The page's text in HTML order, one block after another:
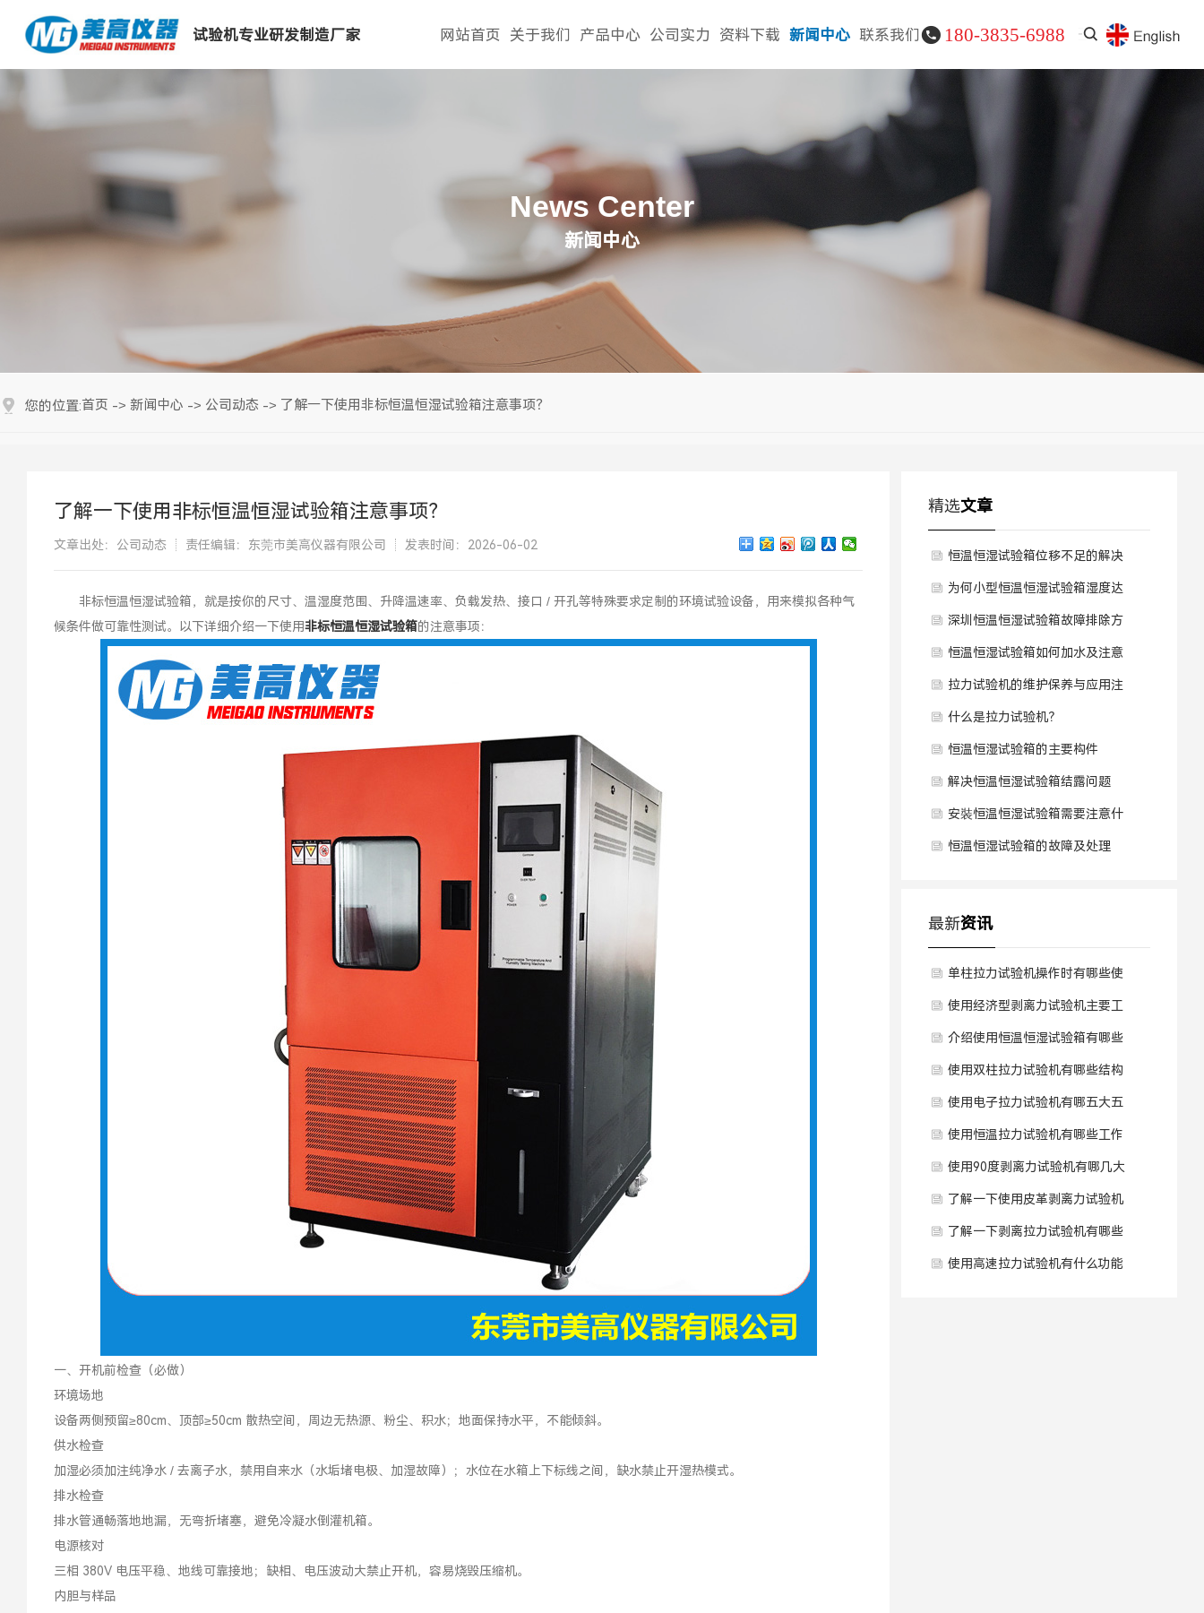
试验机专业研发制造厂家 网站首页 关于我们 产品中心 公司实力 资料下载 新闻中心 联系我们 180-3835-6988
News Center
新闻中心
您的位置:首页 -> 新闻中心 -> 公司动态 -> 了解一下使用非标恒温恒湿试验箱注意事项？
了解一下使用非标恒温恒湿试验箱注意事项？
文章出处：公司动态 责任编辑：东莞市美高仪器有限公司 发表时间：2026-06-02
​非标恒温恒湿试验箱，就是按你的尺寸、温湿度范围、升降温速率、负载发热、接口 / 开孔等特殊要求定制的环境试验设备，用来模拟各种气
候条件做可靠性测试。以下详细介绍一下使用非标恒温恒湿试验箱的注意事项：
一、开机前检查（必做）
环境场地
设备两侧预留≥80cm、顶部≥50cm 散热空间，周边无热源、粉尘、积水；地面保持水平，不能倾斜。
供水检查
加湿必须加注纯净水 / 去离子水，禁用自来水（水垢堵电极、加湿故障）；水位在水箱上下标线之间，缺水禁止开湿热模式。
排水检查
排水管通畅落地地漏，无弯折堵塞，避免冷凝水倒灌机箱。
电源核对
三相 380V 电压平稳、地线可靠接地；缺相、电压波动大禁止开机，容易烧毁压缩机。
内胆与样品
精选文章
恒温恒湿试验箱位移不足的解决
办法
为何小型恒温恒湿试验箱湿度达
不到设置湿度？
深圳恒温恒湿试验箱故障排除方
式
恒温恒湿试验箱如何加水及注意
事项有哪些？
拉力试验机的维护保养与应用注
意事项
什么是拉力试验机？
恒温恒湿试验箱的主要构件
解决恒温恒湿试验箱结露问题
安裝恒温恒湿试验箱需要注意什
么？
恒温恒湿试验箱的故障及处理
最新资讯
单柱拉力试验机操作时有哪些使
用注意事项？
使用经济型剥离力试验机主要工
作原理是什么？
介绍使用恒温恒湿试验箱有哪些
结构组成和核心优势？
使用双柱拉力试验机有哪些结构
组成和工作原理？
使用电子拉力试验机有哪五大五
大核心结构？
使用恒温拉力试验机有哪些工作
原理和产品特点？
使用90度剥离力试验机有哪几大
核心产品特点？
了解一下使用皮革剥离力试验机
的工作原理？
了解一下剥离拉力试验机有哪些
标准操作规范？
使用高速拉力试验机有什么功能